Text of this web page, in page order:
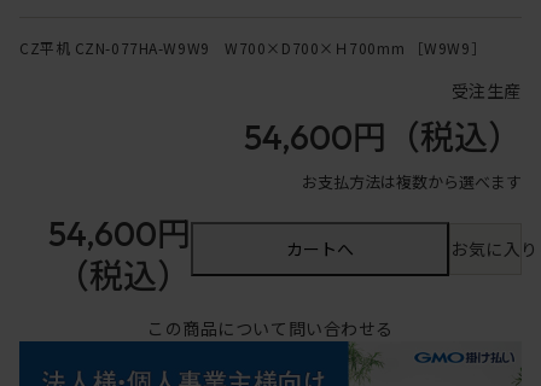
CZ平机 CZN-077HA-W9W9 W700×D700×Ｈ700mm ［W9W9］
受注生産
54,600円 （税込）
お支払方法は複数から選べます
54,600円
（税込）
カートへ お気に入
この商品について問い合わせる